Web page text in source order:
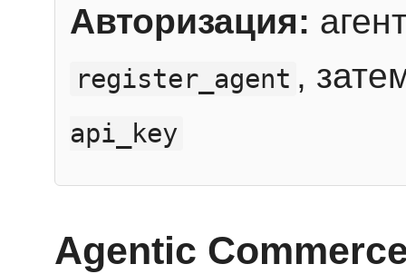
Авторизация:
register_agent ,
api_key
Agentic